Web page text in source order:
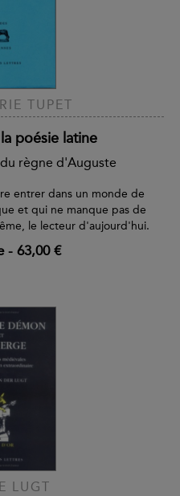
TUPET
poésie latine
règne d'Auguste
entrer dans un monde de
et qui ne manque pas de
le lecteur d'aujourd'hui.
- 63,00 €
LUGT